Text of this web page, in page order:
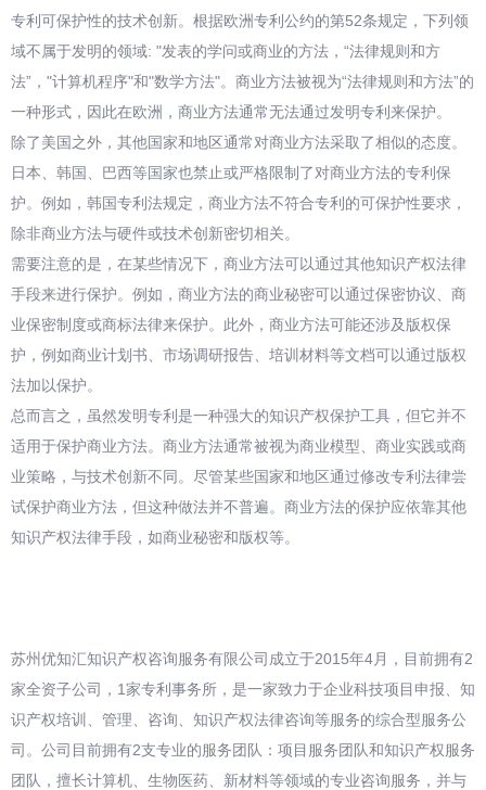
专利可保护性的技术创新。根据欧洲专利公约的第52条规定，下列领
域不属于发明的领域: "发表的学问或商业的方法，“法律规则和方
法”，"计算机程序"和"数学方法"。商业方法被视为“法律规则和方法”的
一种形式，因此在欧洲，商业方法通常无法通过发明专利来保护。
除了美国之外，其他国家和地区通常对商业方法采取了相似的态度。
日本、韩国、巴西等国家也禁止或严格限制了对商业方法的专利保
护。例如，韩国专利法规定，商业方法不符合专利的可保护性要求，
除非商业方法与硬件或技术创新密切相关。
需要注意的是，在某些情况下，商业方法可以通过其他知识产权法律
手段来进行保护。例如，商业方法的商业秘密可以通过保密协议、商
业保密制度或商标法律来保护。此外，商业方法可能还涉及版权保
护，例如商业计划书、市场调研报告、培训材料等文档可以通过版权
法加以保护。
总而言之，虽然发明专利是一种强大的知识产权保护工具，但它并不
适用于保护商业方法。商业方法通常被视为商业模型、商业实践或商
业策略，与技术创新不同。尽管某些国家和地区通过修改专利法律尝
试保护商业方法，但这种做法并不普遍。商业方法的保护应依靠其他
知识产权法律手段，如商业秘密和版权等。
苏州优知汇知识产权咨询服务有限公司成立于2015年4月，目前拥有2
家全资子公司，1家专利事务所，是一家致力于企业科技项目申报、知
识产权培训、管理、咨询、知识产权法律咨询等服务的综合型服务公
司。公司目前拥有2支专业的服务团队：项目服务团队和知识产权服务
团队，擅长计算机、生物医药、新材料等领域的专业咨询服务，并与